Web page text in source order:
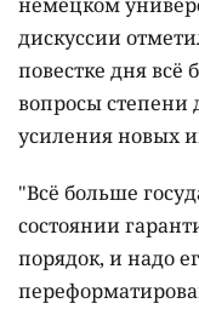
дискуссии
повестке дня всё
вопросы
усиления новых
"Всё больше
состоянии
порядок, и надо